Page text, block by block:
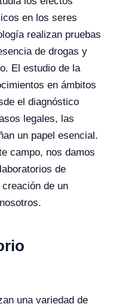
en los seres
realizan pruebas
de drogas y
El estudio de la
en ámbitos
el diagnóstico
legales, las
un papel esencial.
campo, nos damos
de
de un
una variedad de